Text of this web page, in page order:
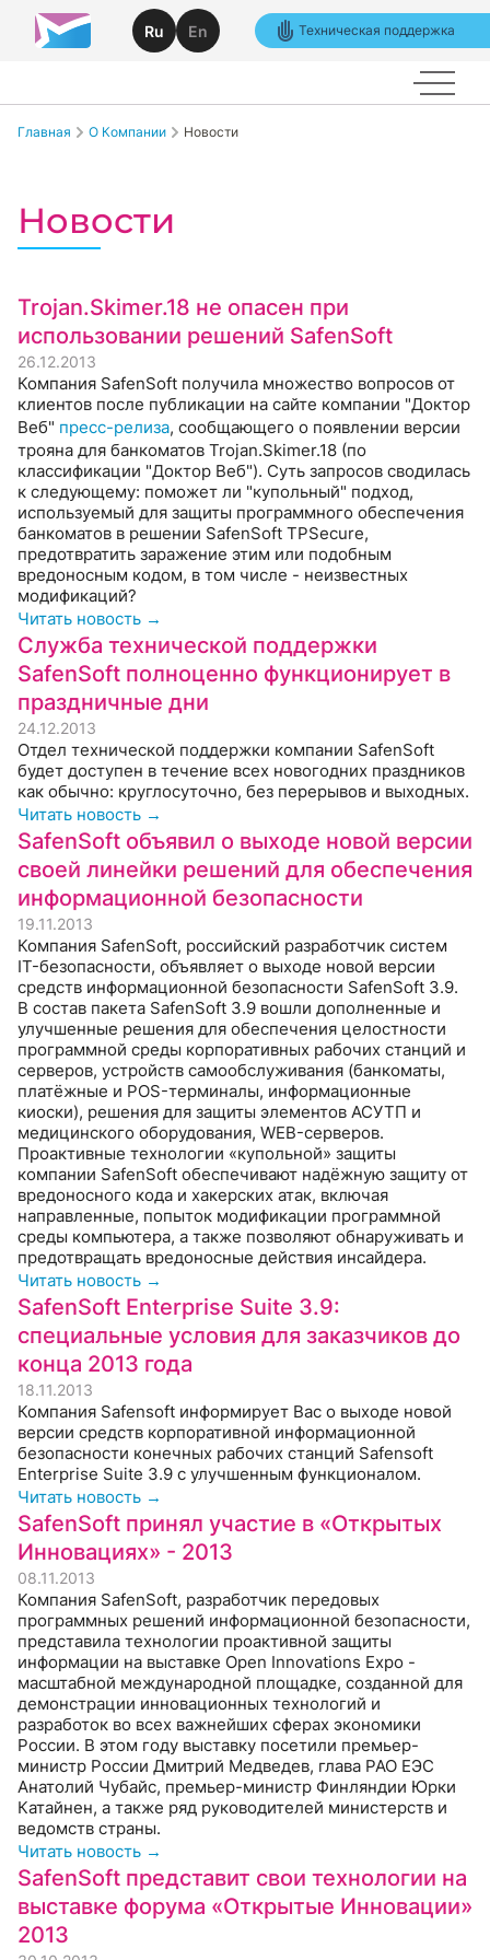
Ru En Техническая поддержка
Главная О Компании Новости
Новости
Trojan.Skimer.18 не опасен при
использовании решений SafenSoft
26.12.2013
Компания SafenSoft получила множество вопросов от
клиентов после публикации на сайте компании "Доктор
Веб" пресс-релиза, сообщающего о появлении версии
трояна для банкоматов Trojan.Skimer.18 (по
классификации "Доктор Веб"). Суть запросов сводилась
к следующему: поможет ли "купольный" подход,
используемый для защиты программного обеспечения
банкоматов в решении SafenSoft TPSecure,
предотвратить заражение этим или подобным
вредоносным кодом, в том числе - неизвестных
модификаций?
Читать новость →
Служба технической поддержки
SafenSoft полноценно функционирует в
праздничные дни
24.12.2013
Отдел технической поддержки компании SafenSoft
будет доступен в течение всех новогодних праздников
как обычно: круглосуточно, без перерывов и выходных.
Читать новость →
SafenSoft объявил о выходе новой версии
своей линейки решений для обеспечения
информационной безопасности
19.11.2013
Компания SafenSoft, российский разработчик систем
IT-безопасности, объявляет о выходе новой версии
средств информационной безопасности SafenSoft 3.9.
В состав пакета SafenSoft 3.9 вошли дополненные и
улучшенные решения для обеспечения целостности
программной среды корпоративных рабочих станций и
серверов, устройств самообслуживания (банкоматы,
платёжные и POS-терминалы, информационные
киоски), решения для защиты элементов АСУТП и
медицинского оборудования, WEB-серверов.
Проактивные технологии «купольной» защиты
компании SafenSoft обеспечивают надёжную защиту от
вредоносного кода и хакерских атак, включая
направленные, попыток модификации программной
среды компьютера, а также позволяют обнаруживать и
предотвращать вредоносные действия инсайдера.
Читать новость →
SafenSoft Enterprise Suite 3.9:
специальные условия для заказчиков до
конца 2013 года
18.11.2013
Компания Safensoft информирует Вас о выходе новой
версии средств корпоративной информационной
безопасности конечных рабочих станций Safensoft
Enterprise Suite 3.9 с улучшенным функционалом.
Читать новость →
SafenSoft принял участие в «Открытых
Инновациях» - 2013
08.11.2013
Компания SafenSoft, разработчик передовых
программных решений информационной безопасности,
представила технологии проактивной защиты
информации на выставке Open Innovations Expo -
масштабной международной площадке, созданной для
демонстрации инновационных технологий и
разработок во всех важнейших сферах экономики
России. В этом году выставку посетили премьер-
министр России Дмитрий Медведев, глава РАО ЕЭС
Анатолий Чубайс, премьер-министр Финляндии Юрки
Катайнен, а также ряд руководителей министерств и
ведомств страны.
Читать новость →
SafenSoft представит свои технологии на
выставке форума «Открытые Инновации»
2013